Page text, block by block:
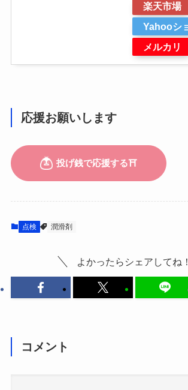
楽天市場
Yahooシ
メルカリ
応援お願いします
点検 潤滑剤
よかったらシェアしてね！
コメント